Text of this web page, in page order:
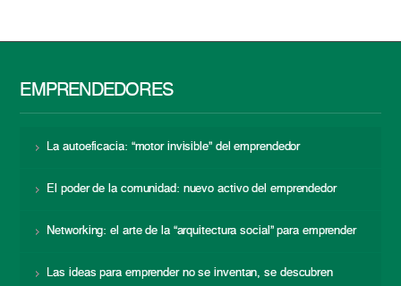
EMPRENDEDORES
La autoeficacia: “motor invisible” del emprendedor
El poder de la comunidad: nuevo activo del emprendedor
Networking: el arte de la “arquitectura social” para emprender
Las ideas para emprender no se inventan, se descubren